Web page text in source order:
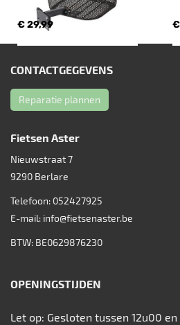
€ 29,99 €
CONTACTGEGEVENS
Reparatie plannen
Fietsen Aster
Nieuwstraat 7
9290 Berlare
Telefoon: 052427925
E-mail: info@fietsenaster.be
BTW: BE0629876230
OPENINGSTIJDEN
Let op: Gesloten tussen 12u00 en